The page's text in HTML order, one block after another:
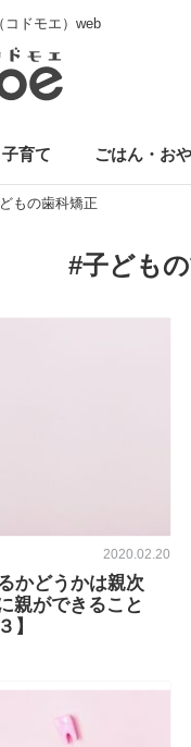
コドモエ）web
子育て ごはん・お
もの歯科矯正
#子ども
2020.02.20
かどうかは親次
ができること
】